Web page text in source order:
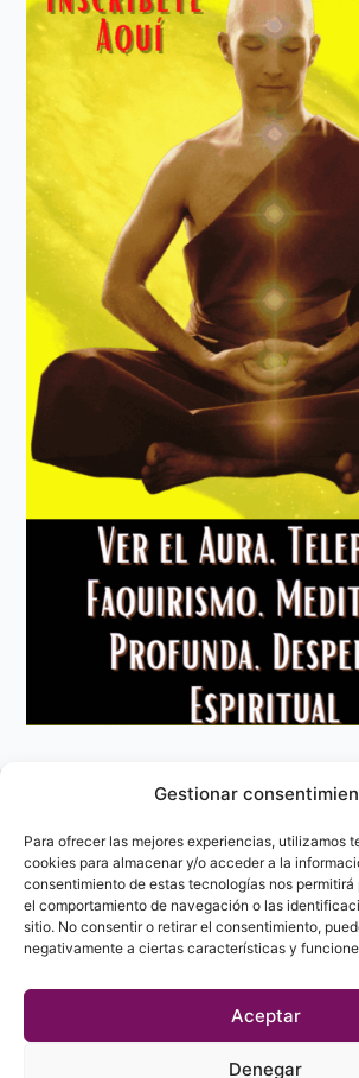
Gestionar
Para ofrecer las mejores experiencias, utilizamos
cookies para almacenar y/o acceder a la
consentimiento de estas tecnologías nos
el comportamiento de navegación o las
sitio. No consentir o retirar el consentimiento,
negativamente a ciertas características y
Aceptar
Denegar
Aviso Legal
Política de privacidad
Política de Cookies
Contacto